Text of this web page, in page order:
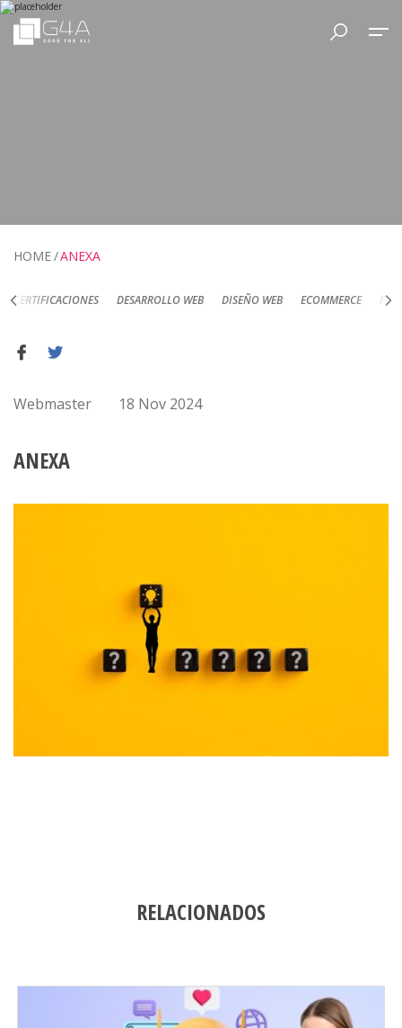
HOME ANEXA
DESARROLLO WEB DISEÑO WEB ECOMMERCE FOTOGRAFÍA DE
Webmaster 18 Nov 2024
ANEXA
RELACIONADOS